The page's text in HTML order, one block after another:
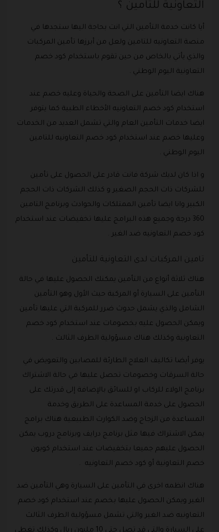
التعاونية للتأمين ؟
أيا كانت خدمة التأمين التي انت بحاجة اليها ستجدها في
منصة التعاونيه للتامين ولعل من أبرزها تأمين المركبات
والذي يأتي بالخاص من حين تقوم باستخدام كود خصم
التعاونية اليوم الوطني .
هناك ايضا التأمين على الصحة والحياة وعليه خصم عند
استخدام كود خصم التعاونيه الأخطاء الطبية كما يتوفر
ايضا خدمات التأمين العام والتي تشمل العديد من الخدمات
وعليها خصم عند استخدام كود خصم التعاونيه للتامين
اليوم الوطني .
و اذا كان لديك شركة فانت قادر على الحصول على تأمين
للشركات ذات الحجم الصغير و كذلك الشركات ذات الحجم
الكبير وانا ايضا تأمين الممتلكات والحوادث وبرنامج التامين
360 درجة وجميع هذه البرامج عليها تخفيضات عند استخدام
كود خصم التعاونيه ضد الغير .
تامين المركبات لدى التعاونية للتأمين
هناك ثلاثة أنواع من التأمين يمكنك الحصول عليها في حالة
التأمين على السيارة أو المركبة حيث الأول وهو التأمين
الشامل والذي يشمل حدوث ضرر للمركبة التي عليها تأمين
ويمكن الحصول عليه بخصومات عند استخدام كود خصم
التعاونية وكذلك هناك مسؤولية الطرف الثالث .
يوفر أيضا تكاليف العلاج الطارئة للمصابين والتعويض في
حالة السرقات وخصومات تحصل عليها في حالة الاشتراك
برنامج الولاء للركاب او للسائق بالإضافة إلى قدرتك على
الحصول على خدمة المساعدة على الطريق وخدمة
المساعدة من الزجاج وضد الكوارث الطبيعية هناك برامج
يمكن الاشتراك فيها مثل برنامج درايف وبرنامج دروب يمكن
الحصول عليهم جميعا بتخفيضات عند استخدام كوبون
خصم التعاونية أو كود خصم التعاونيه .
هناك انظمه اخرى في التأمين على السيارة وهي التأمين ضد
الغير ويمكن الحصول عليها بخصم عند استخدام كود خصم
التعاونيه ضد الغير والتي تشمل مسؤولية الطرف الثالث
على السيارة والتي قد تصل حتى 10 مليون ريال وكذلك تغطي